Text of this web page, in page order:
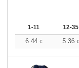
1-11 12-35
6.44 € 5.36 €